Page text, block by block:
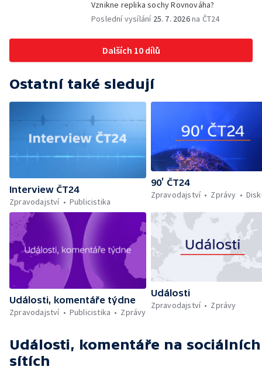
Vznikne replika sochy Rovnováha?
Poslední vysílání 25. 7. 2026na ČT24
Dalších 10 dílů
Ostatní také sledují
Interview ČT24
Zpravodajství
Publicistika
90’ ČT24
Zpravodajství
Zprávy
Události, komentáře týdne
Zpravodajství
Publicistika Zprávy
Události
Zpravodajství
Zprávy
Události, komentáře na sociálních
sítích